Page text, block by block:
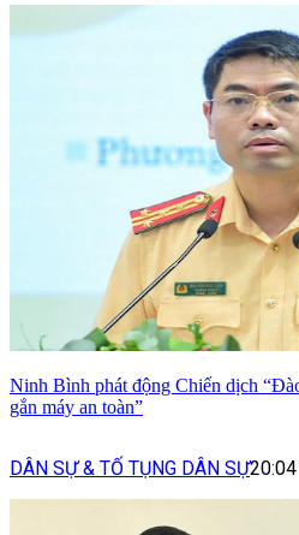
Ninh Bình phát động Chiến dịch
gắn máy an toàn”
DÂN SỰ & TỐ TỤNG DÂN SỰ20:04